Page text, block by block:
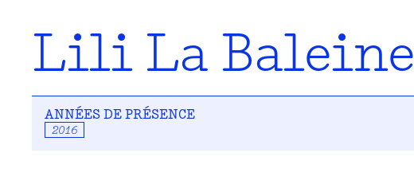
Lili La Baleine
ANNÉES DE PRÉSENCE
2016